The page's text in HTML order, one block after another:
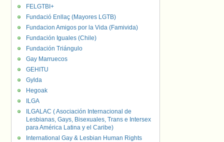
FELGTBI+
Fundació Enllaç (Mayores LGTB)
Fundacion Amigos por la Vida (Famivida)
Fundación Iguales (Chile)
Fundación Triángulo
Gay Marruecos
GEHITU
Gylda
Hegoak
ILGA
ILGALAC ( Asociación Internacional de
Lesbianas, Gays, Bisexuales, Trans e Intersex
para América Latina y el Caribe)
International Gay & Lesbian Human Rights